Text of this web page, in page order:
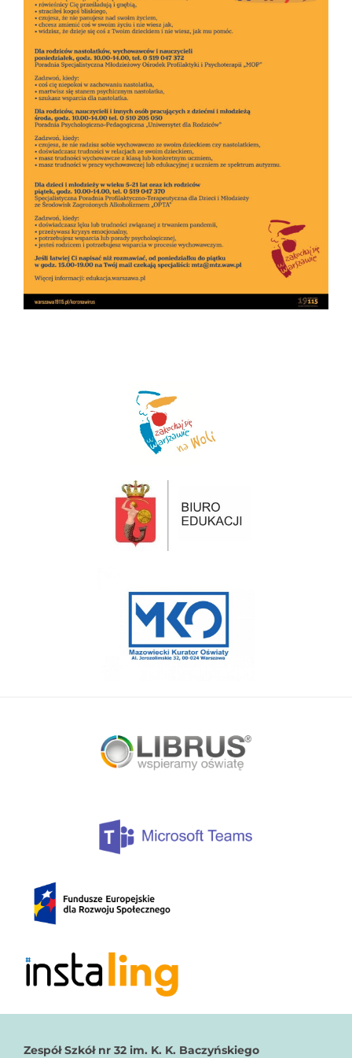
Zespół Szkół nr 32 im. K. K. Baczyńskiego